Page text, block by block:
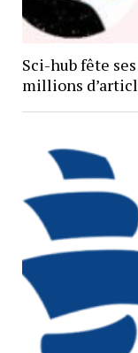
Sci-hub fête
millions